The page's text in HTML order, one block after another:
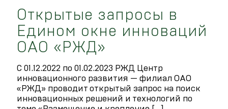
Открытые запросы в
Едином окне инноваций
ОАО «РЖД»
С 01.12.2022 по 01.02.2023 РЖД Центр
инновационного развития — филиал ОАО
«РЖД» проводит открытый запрос на поиск
инновационных решений и технологий по